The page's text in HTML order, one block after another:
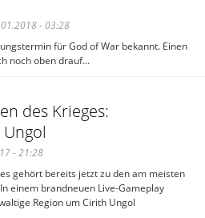
- 03:28
für God of War bekannt. Einen
noch oben drauf...
des Krieges:
- 21:28
gehört bereits jetzt zu den am meisten
einem brandneuen Live-Gameplay
Region um Cirith Ungol